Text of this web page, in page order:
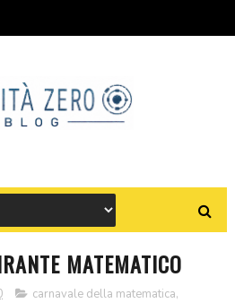
MATEMATICO
carnavale della matematica,